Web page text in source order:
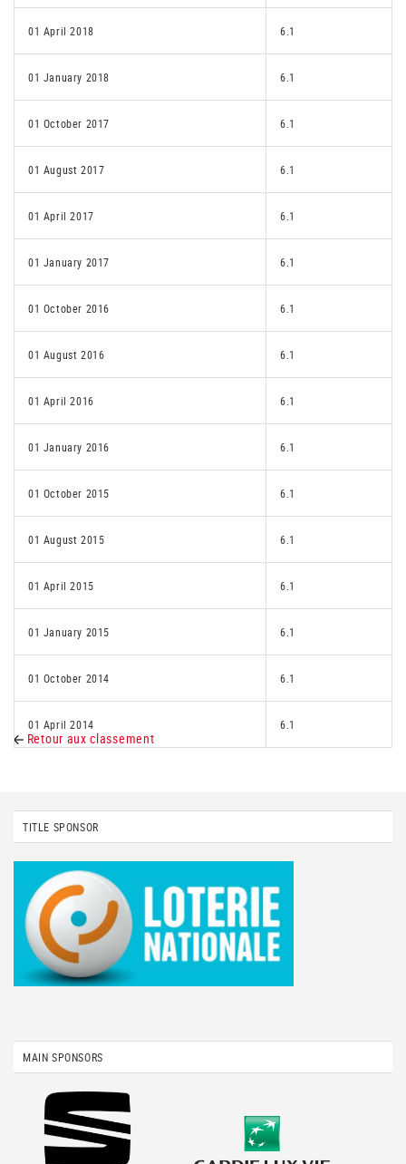
01 April 2018 6.1
01 January 2018 6.1
01 October 2017 6.1
01 August 2017 6.1
01 April 2017 6.1
01 January 2017 6.1
01 October 2016 6.1
01 August 2016 6.1
01 April 2016 6.1
01 January 2016 6.1
01 October 2015 6.1
01 August 2015 6.1
01 April 2015 6.1
01 January 2015 6.1
01 October 2014 6.1
01 April 2014 6.1
Retour aux classement
TITLE SPONSOR
MAIN SPONSORS